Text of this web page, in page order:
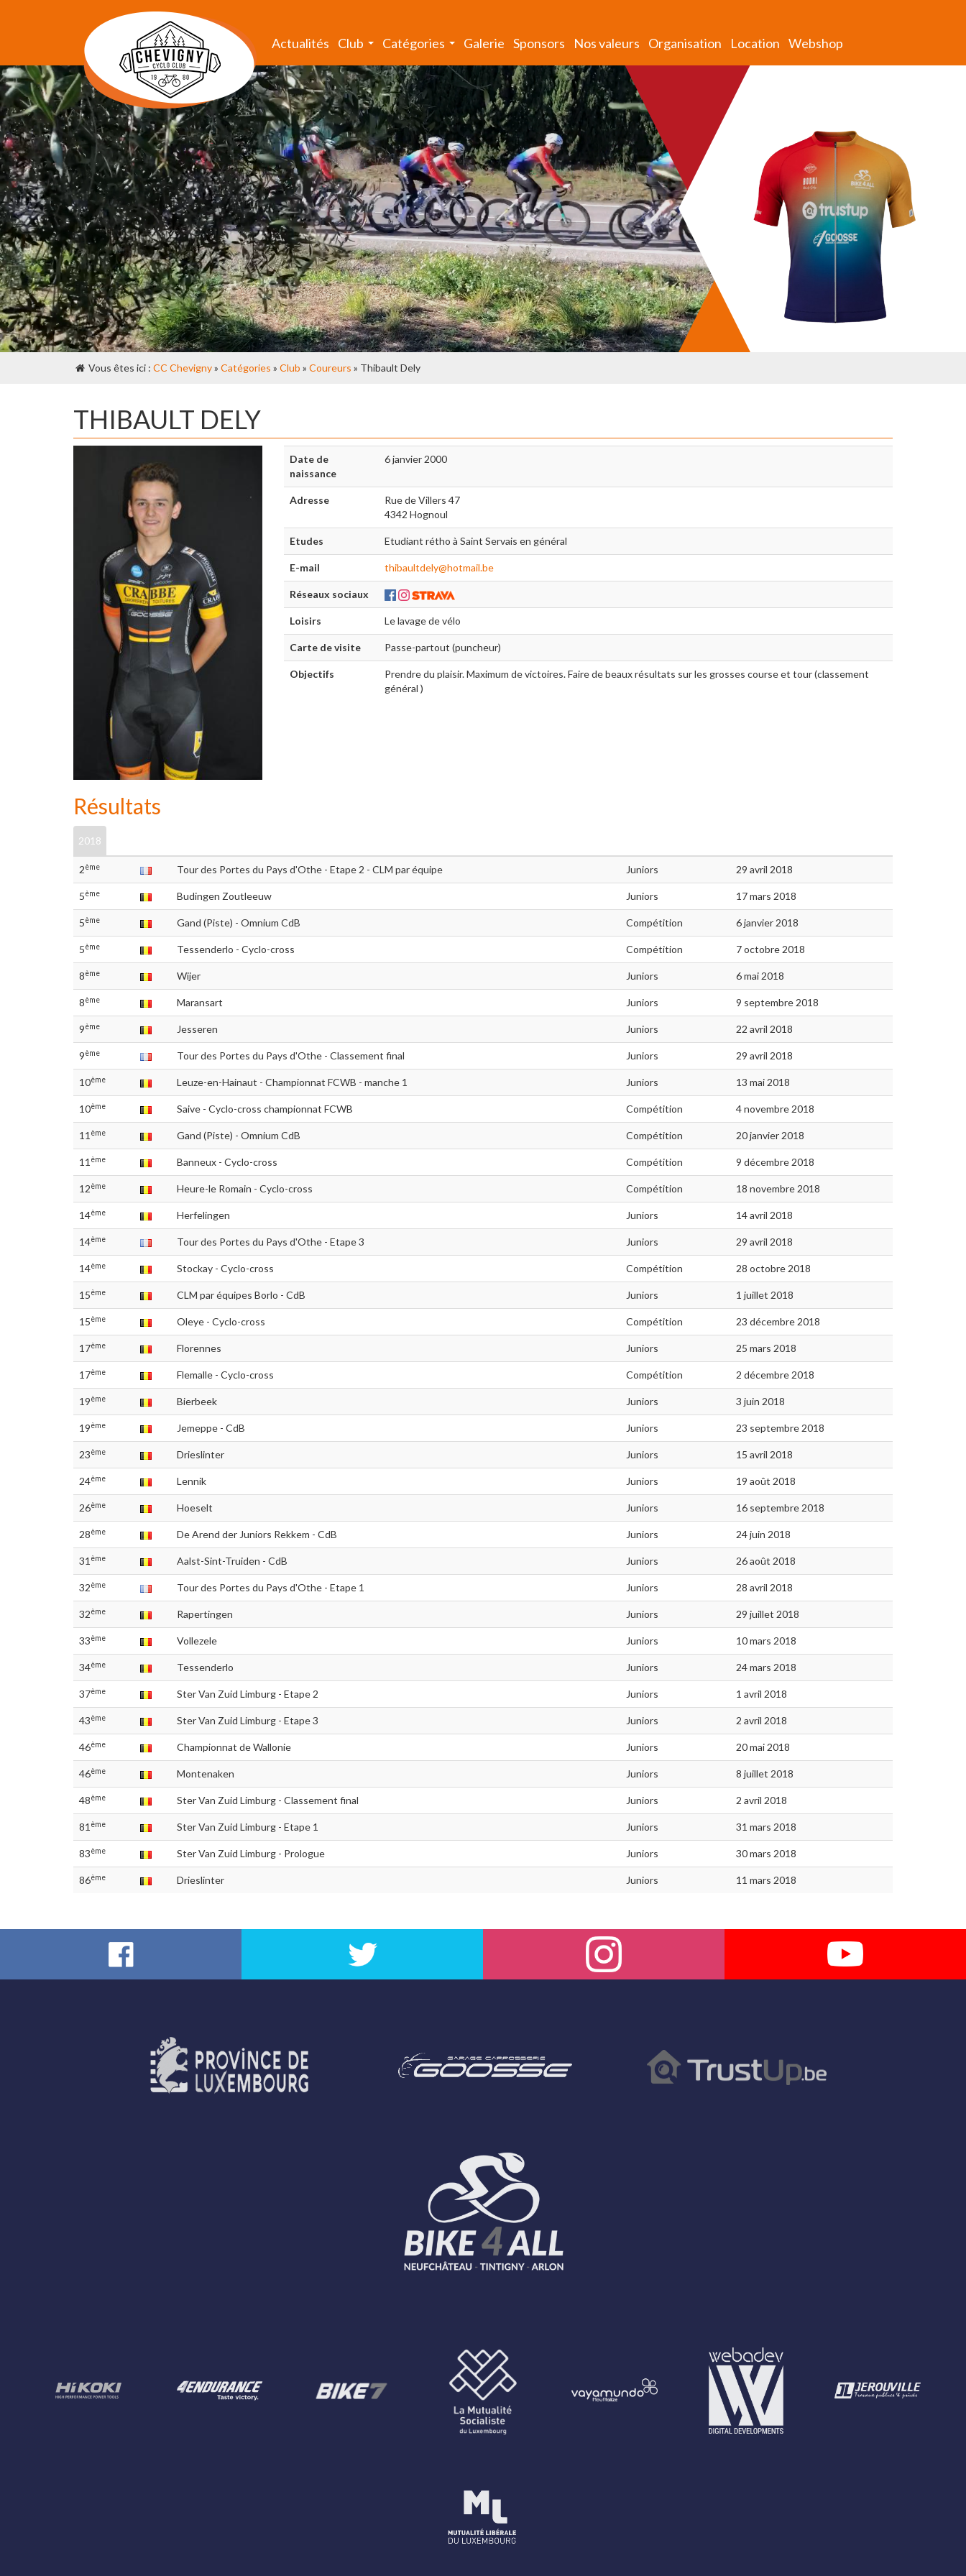
Actualités Club Catégories Galerie Sponsors Nos valeurs Organisation Location Webshop
Vous êtes ici : CC Chevigny» Catégories » Club » Coureurs » Thibault Dely
THIBAULT DELY
Date de
naissance
6 janvier 2000
Adresse
Rue de Villers 47
4342 Hognoul
Etudes Etudiant rétho à Saint Servais en général
E-mail thibaultdely@hotmail.be
Réseaux sociaux
Loisirs Le lavage de vélo
Carte de visite Passe-partout (puncheur)
Objectifs
Prendre du plaisir. Maximum de victoires. Faire de beaux résultats sur les grosses course et tour (classement
général )
Résultats
2018
2ème Tour des Portes du Pays d'Othe - Etape 2 - CLM par équipe Juniors 29 avril 2018
5ème Budingen Zoutleeuw Juniors 17 mars 2018
5ème Gand (Piste) - Omnium CdB Compétition 6 janvier 2018
5ème Tessenderlo - Cyclo-cross Compétition 7 octobre 2018
8ème Wijer Juniors 6 mai 2018
8ème Maransart Juniors 9 septembre 2018
9ème Jesseren Juniors 22 avril 2018
9ème Tour des Portes du Pays d'Othe - Classement final Juniors 29 avril 2018
10ème Leuze-en-Hainaut - Championnat FCWB - manche 1 Juniors 13 mai 2018
10ème Saive - Cyclo-cross championnat FCWB Compétition 4 novembre 2018
11 ème Gand (Piste) - Omnium CdB Compétition 20 janvier 2018
11 ème Banneux - Cyclo-cross Compétition 9 décembre 2018
12ème Heure-le Romain - Cyclo-cross Compétition 18 novembre 2018
14ème Herfelingen Juniors 14 avril 2018
14ème Tour des Portes du Pays d'Othe - Etape 3 Juniors 29 avril 2018
14ème Stockay - Cyclo-cross Compétition 28 octobre 2018
15ème CLM par équipes Borlo - CdB Juniors 1 juillet 2018
15ème Oleye - Cyclo-cross Compétition 23 décembre 2018
17ème Florennes Juniors 25 mars 2018
17ème Flemalle - Cyclo-cross Compétition 2 décembre 2018
19ème Bierbeek Juniors 3 juin 2018
19ème Jemeppe - CdB Juniors 23 septembre 2018
23ème Drieslinter Juniors 15 avril 2018
24ème Lennik Juniors 19 août 2018
26ème Hoeselt Juniors 16 septembre 2018
28ème De Arend der Juniors Rekkem - CdB Juniors 24 juin 2018
31 ème Aalst-Sint-Truiden - CdB Juniors 26 août 2018
32ème Tour des Portes du Pays d'Othe - Etape 1 Juniors 28 avril 2018
32ème Rapertingen Juniors 29 juillet 2018
33ème Vollezele Juniors 10 mars 2018
34ème Tessenderlo Juniors 24 mars 2018
37ème Ster Van Zuid Limburg - Etape 2 Juniors 1 avril 2018
43ème Ster Van Zuid Limburg - Etape 3 Juniors 2 avril 2018
46ème Championnat de Wallonie Juniors 20 mai 2018
46ème Montenaken Juniors 8 juillet 2018
48ème Ster Van Zuid Limburg - Classement final Juniors 2 avril 2018
81 ème Ster Van Zuid Limburg - Etape 1 Juniors 31 mars 2018
83ème Ster Van Zuid Limburg - Prologue Juniors 30 mars 2018
86ème Drieslinter Juniors 11 mars 2018